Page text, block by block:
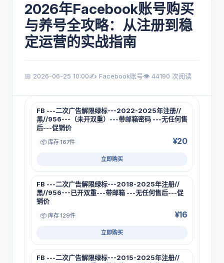
2026年Facebook账号购买
与养号全攻略：从注册到稳
定运营的实战指南
📅 2026-06-25 10:00✍️ Facebook账号👁️ 44190 次阅读
FB ---二次广告解限绿标---2022-2025年注册//
黑//956---（未开双重）---带邮箱密码 ---无任何售
后---促销价
📦 库存 167件 ¥20
立即购买
FB ---二次广告解限绿标---2018-2025年注册//
黑//956---已开双重---带邮箱 ---无任何售后---促
销价
📦 库存 129件 ¥16
立即购买
FB ---二次广告解限绿标---2015-2025年注册//